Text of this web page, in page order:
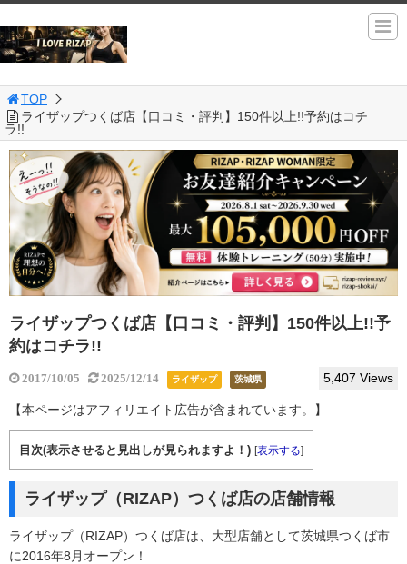
TOP
ライザップつくば店【口コミ・評判】150件以上!!予約はコチ
ラ!!
ライザップつくば店【口コミ・評判】150件以上!!予
約はコチラ!!
2017/10/05 2025/12/14 ライザップ 茨城県 5,407 Views
【本ページはアフィリエイト広告が含まれています。】
目次(表示させると見出しが見られますよ！) [表示する]
ライザップ（RIZAP）つくば店の店舗情報
ライザップ（RIZAP）つくば店は、大型店舗として茨城県つくば市
に2016年8月オープン！